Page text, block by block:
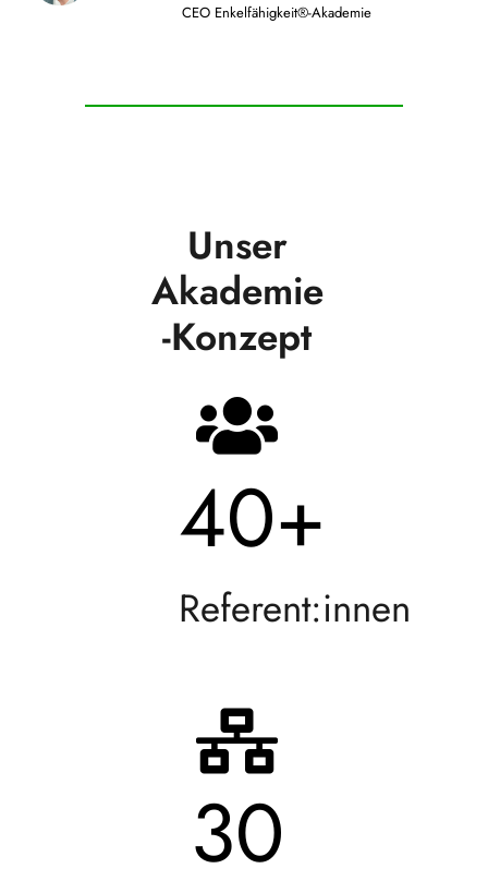
CEO Enkelfähigkeit®-Akademie
Unser
Akademie
-Konzept
40+
Referent:innen
30